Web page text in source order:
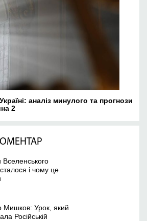
аналіз минулого та прогнози
2
і чому це
Мишков: Урок, який
Російській